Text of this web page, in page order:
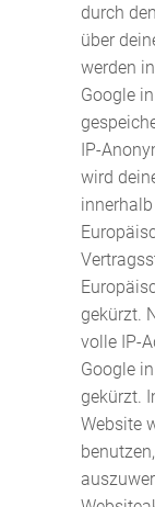
durch
über
werden
Google
IP-
wird
gekürzt.
volle IP-
Google
gekürzt.
Website